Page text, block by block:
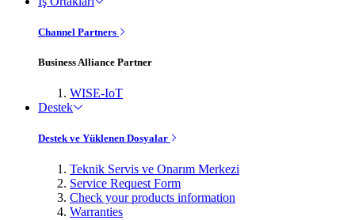
Channel Partners
Business Alliance Partner
WISE-IoT
Destek
Destek ve Yüklenen Dosyalar
Teknik Servis ve Onarım Merkezi
Service Request Form
Check your products information
Warranties